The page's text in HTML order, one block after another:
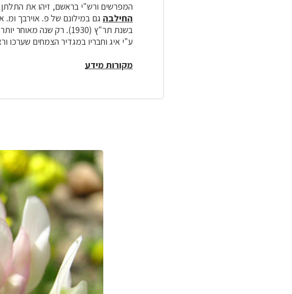
המפרשים ורש"י בראשם, זיהו את
החילבה גם במילונם של פ. אוירבך
בשנת תר"ץ (1930). רק
ע"י איג וחבריו במגדיר הצמחים שערכו וראה
מקורות מידע